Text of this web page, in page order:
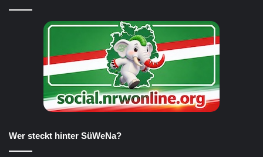
Wer steckt hinter SüWeNa?